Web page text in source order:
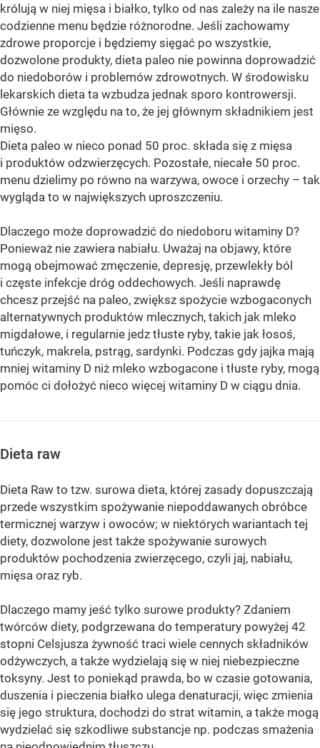
królują w niej mięsa i białko, tylko od nas zależy na ile nasze
codzienne menu będzie różnorodne. Jeśli zachowamy
zdrowe proporcje i będziemy sięgać po wszystkie,
dozwolone produkty, dieta paleo nie powinna doprowadzić
do niedoborów i problemów zdrowotnych. W środowisku
lekarskich dieta ta wzbudza jednak sporo kontrowersji.
Głównie ze względu na to, że jej głównym składnikiem jest
mięso.
Dieta paleo w nieco ponad 50 proc. składa się z mięsa
i produktów odzwierzęcych. Pozostałe, niecałe 50 proc.
menu dzielimy po równo na warzywa, owoce i orzechy – tak
wygląda to w największych uproszczeniu.
Dlaczego może doprowadzić do niedoboru witaminy D?
Ponieważ nie zawiera nabiału. Uważaj na objawy, które
mogą obejmować zmęczenie, depresję, przewlekły ból
i częste infekcje dróg oddechowych. Jeśli naprawdę
chcesz przejść na paleo, zwiększ spożycie wzbogaconych
alternatywnych produktów mlecznych, takich jak mleko
migdałowe, i regularnie jedz tłuste ryby, takie jak łosoś,
tuńczyk, makrela, pstrąg, sardynki. Podczas gdy jajka mają
mniej witaminy D niż mleko wzbogacone i tłuste ryby, mogą
pomóc ci dołożyć nieco więcej witaminy D w ciągu dnia.
Dieta raw
Dieta Raw to tzw. surowa dieta, której zasady dopuszczają
przede wszystkim spożywanie niepoddawanych obróbce
termicznej warzyw i owoców; w niektórych wariantach tej
diety, dozwolone jest także spożywanie surowych
produktów pochodzenia zwierzęcego, czyli jaj, nabiału,
mięsa oraz ryb.
Dlaczego mamy jeść tylko surowe produkty? Zdaniem
twórców diety, podgrzewana do temperatury powyżej 42
stopni Celsjusza żywność traci wiele cennych składników
odżywczych, a także wydzielają się w niej niebezpieczne
toksyny. Jest to poniekąd prawda, bo w czasie gotowania,
duszenia i pieczenia białko ulega denaturacji, więc zmienia
się jego struktura, dochodzi do strat witamin, a także mogą
wydzielać się szkodliwe substancje np. podczas smażenia